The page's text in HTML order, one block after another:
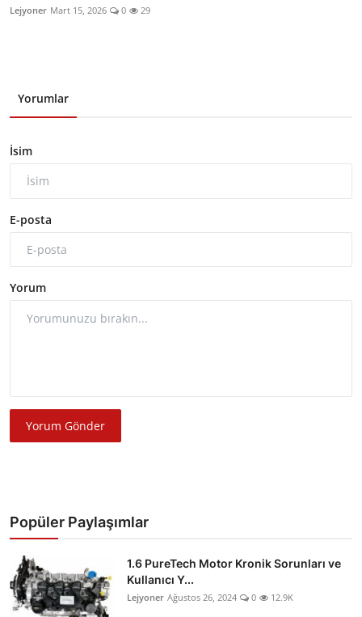
Lejyoner Mart 15, 2026 0 29
Yorumlar
İsim
E-posta
Yorum
Yorum Gönder
Popüler Paylaşımlar
1.6 PureTech Motor Kronik Sorunları ve
Kullanıcı Y...
Lejyoner Ağustos 26, 2024 0 12.9K